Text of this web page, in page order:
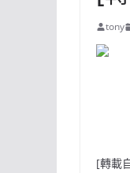
tony
[轉載